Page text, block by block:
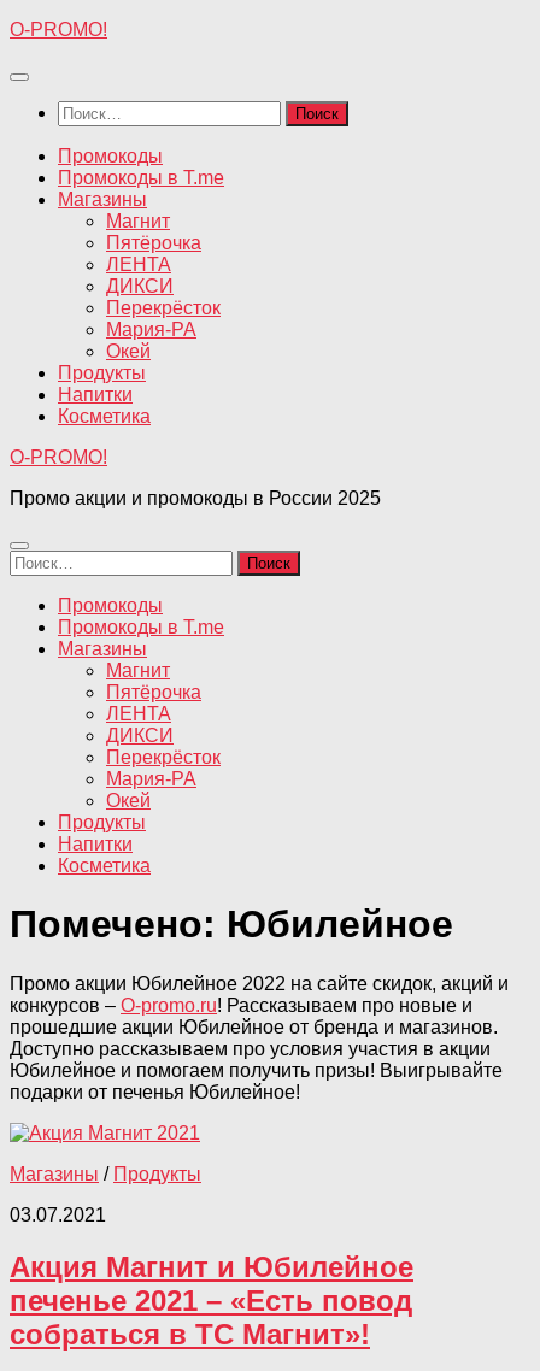
Перейти
содержимому
O-PROMO!
Найти:
Промокоды
Промокоды в T.me
Магазины
Магнит
Пятёрочка
ЛЕНТА
ДИКСИ
Перекрёсток
Мария-РА
Окей
Продукты
Напитки
Косметика
O-PROMO!
Промо акции и промокоды в России 2025
Найти:
Промокоды
Промокоды в T.me
Магазины
Магнит
Пятёрочка
ЛЕНТА
ДИКСИ
Перекрёсток
Мария-РА
Окей
Продукты
Напитки
Косметика
Помечено: Юбилейное
Промо акции Юбилейное 2022 на сайте скидок, акций и
конкурсов – O-promo.ru! Рассказываем про новые и
прошедшие акции Юбилейное от бренда и магазинов.
Доступно рассказываем про условия участия в акции
Юбилейное и помогаем получить призы! Выигрывайте
подарки от печенья Юбилейное!
Магазины / Продукты
03.07.2021
Акция Магнит и Юбилейное
печенье 2021 – «Есть повод
собраться в ТС Магнит»!